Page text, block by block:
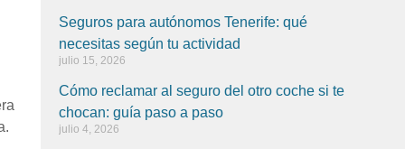
Seguros para autónomos Tenerife: qué
necesitas según tu actividad
julio 15, 2026
Cómo reclamar al seguro del otro coche si te
chocan: guía paso a paso
julio 4, 2026